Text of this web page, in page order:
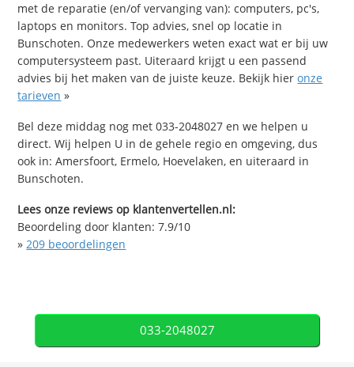
met de reparatie (en/of vervanging van): computers, pc's,
laptops en monitors. Top advies, snel op locatie in
Bunschoten. Onze medewerkers weten exact wat er bij uw
computersysteem past. Uiteraard krijgt u een passend
advies bij het maken van de juiste keuze. Bekijk hieronze
tarieven »
Bel deze middag nog met 033-2048027 en we helpen u
direct. Wij helpen U in de gehele regio en omgeving, dus
ook in: Amersfoort, Ermelo, Hoevelaken, en uiteraard in
Bunschoten.
Lees onze reviews op klantenvertellen.nl:
Beoordeling door klanten:7.9/10
» 209 beoordelingen
033-2048027